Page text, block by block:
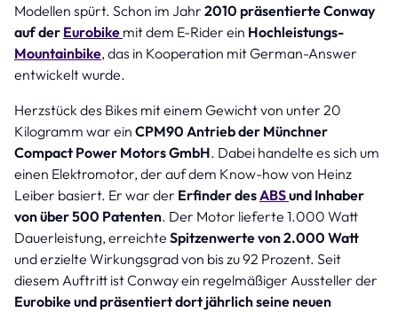
Modellen spürt. Schon im Jahr 2010 präsentierte Conway
auf der Eurobike mit dem E-Rider ein Hochleistungs-
Mountainbike, das in Kooperation mit German-Answer
entwickelt wurde.
Herzstück des Bikes mit einem Gewicht von unter 20
Kilogramm war ein CPM90 Antrieb der Münchner
Compact Power Motors GmbH. Dabei handelte es sich um
einen Elektromotor, der auf dem Know-how von Heinz
Leiber basiert. Er war der Erfinder desABSund Inhaber
von über 500 Patenten. Der Motor lieferte 1.000 Watt
Dauerleistung, erreichte Spitzenwerte von 2.000 Watt
und erzielte Wirkungsgrad von bis zu 92 Prozent. Seit
diesem Auftritt ist Conway ein regelmäßiger Aussteller der
Eurobike und präsentiert dort jährlich seine neuen